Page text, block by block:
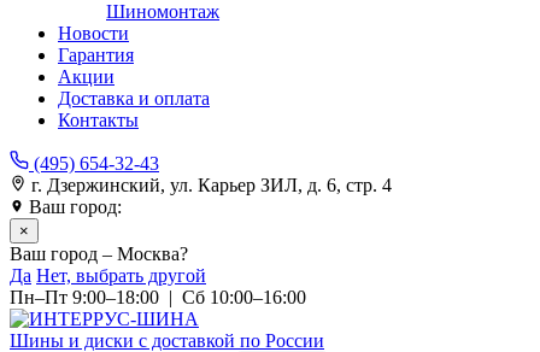
Шиномонтаж
Новости
Гарантия
Акции
Доставка и оплата
Контакты
(495) 654-32-43
г. Дзержинский, ул. Карьер ЗИЛ, д. 6, стр. 4
Ваш город:
×
Ваш город – Москва?
Да Нет, выбрать другой
Пн–Пт 9:00–18:00 | Сб 10:00–16:00
Шины и диски с доставкой по России